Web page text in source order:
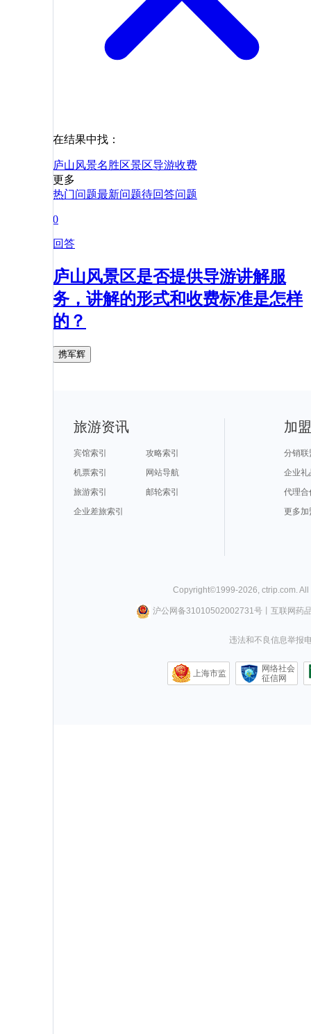
在结果中找：
庐山风景名胜区景区导游收费
更多
热门问题最新问题待回答问题
0
回答
庐山风景区是否提供导游讲解服
务，讲解的形式和收费标准是怎样
的？
携军辉
旅游资讯
宾馆索引
攻略索引
机票索引
网站导航
旅游索引
邮轮索引
企业差旅索引
加
分销联
企业礼
代理合
更多加
Copyright©1999-2026 ctrip.com .
沪公网备31010502002731号丨 互联网药
违法和不良信息举报
上海市监
网络社会
征信网